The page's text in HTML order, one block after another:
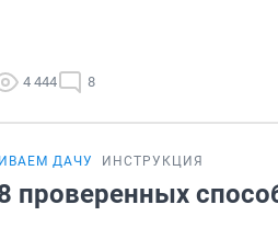
4 444 8
ДАЧУ ИНСТРУКЦИЯ
проверенных